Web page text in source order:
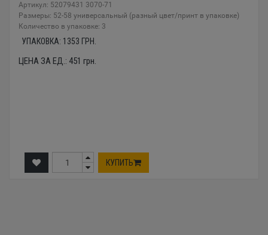
Артикул: 52079431 3070-71
Размеры: 52-58 универсальный (разный цвет/принт в упаковке)
Количество в упаковке: 3
УПАКОВКА: 1353 ГРН.
ЦЕНА ЗА ЕД.: 451 грн.
КУПИТЬ